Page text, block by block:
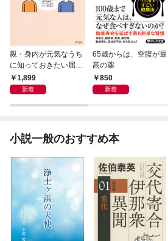
親・身内が元気なうち
に知っておきたい届
出・手続きの準備（き
ずな出版）
1,899
新着
65歳からは、空腹が最
高の薬
850
新着
小説一般のおすすめ本